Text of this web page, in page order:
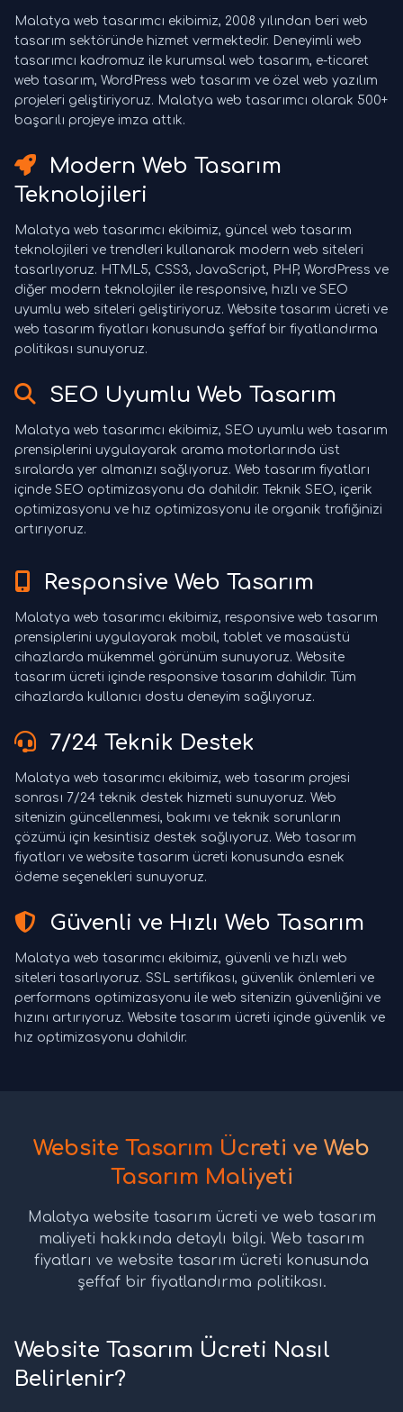
Malatya web tasarımcı ekibimiz, 2008 yılından beri web
tasarım sektöründe hizmet vermektedir. Deneyimli web
tasarımcı kadromuz ile kurumsal web tasarım, e-ticaret
web tasarım, WordPress web tasarım ve özel web yazılım
projeleri geliştiriyoruz. Malatya web tasarımcı olarak 500+
başarılı projeye imza attık.
Modern Web Tasarım
Teknolojileri
Malatya web tasarımcı ekibimiz, güncel web tasarım
teknolojileri ve trendleri kullanarak modern web siteleri
tasarlıyoruz. HTML5, CSS3, JavaScript, PHP, WordPress ve
diğer modern teknolojiler ile responsive, hızlı ve SEO
uyumlu web siteleri geliştiriyoruz. Website tasarım ücreti ve
web tasarım fiyatları konusunda şeffaf bir fiyatlandırma
politikası sunuyoruz.
SEO Uyumlu Web Tasarım
Malatya web tasarımcı ekibimiz, SEO uyumlu web tasarım
prensiplerini uygulayarak arama motorlarında üst
sıralarda yer almanızı sağlıyoruz. Web tasarım fiyatları
içinde SEO optimizasyonu da dahildir. Teknik SEO, içerik
optimizasyonu ve hız optimizasyonu ile organik trafiğinizi
artırıyoruz.
Responsive Web Tasarım
Malatya web tasarımcı ekibimiz, responsive web tasarım
prensiplerini uygulayarak mobil, tablet ve masaüstü
cihazlarda mükemmel görünüm sunuyoruz. Website
tasarım ücreti içinde responsive tasarım dahildir. Tüm
cihazlarda kullanıcı dostu deneyim sağlıyoruz.
7/24 Teknik Destek
Malatya web tasarımcı ekibimiz, web tasarım projesi
sonrası 7/24 teknik destek hizmeti sunuyoruz. Web
sitenizin güncellenmesi, bakımı ve teknik sorunların
çözümü için kesintisiz destek sağlıyoruz. Web tasarım
fiyatları ve website tasarım ücreti konusunda esnek
ödeme seçenekleri sunuyoruz.
Güvenli ve Hızlı Web Tasarım
Malatya web tasarımcı ekibimiz, güvenli ve hızlı web
siteleri tasarlıyoruz. SSL sertifikası, güvenlik önlemleri ve
performans optimizasyonu ile web sitenizin güvenliğini ve
hızını artırıyoruz. Website tasarım ücreti içinde güvenlik ve
hız optimizasyonu dahildir.
Website Tasarım Ücreti ve Web
Tasarım Maliyeti
Malatya website tasarım ücreti ve web tasarım
maliyeti hakkında detaylı bilgi. Web tasarım
fiyatları ve website tasarım ücreti konusunda
şeffaf bir fiyatlandırma politikası.
Website Tasarım Ücreti Nasıl
Belirlenir?